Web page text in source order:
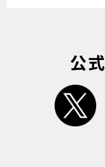
公